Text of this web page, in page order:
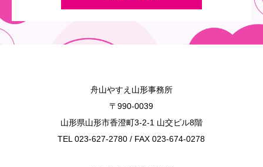
舟山やすえ山形事務所
〒990-0039
山形県山形市香澄町3-2-1 山交ビル8階
TEL 023-627-2780 / FAX 023-674-0278